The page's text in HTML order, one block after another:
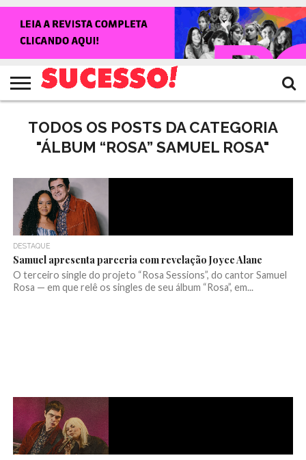
NOTÍCIAS
SHOWS
ENTREVISTAS
CLIQUES
RANKING
CROWLEY
TV
SUCESSO!
REVISTA
SUCESSO!
TODOS OS POSTS DA CATEGORIA
"ÁLBUM “ROSA” SAMUEL ROSA"
DESTAQUE
Samuel apresenta parceria com revelação Joyce Alane
O terceiro single do projeto “Rosa Sessions”, do cantor Samuel
Rosa — em que relê os singles de seu álbum “Rosa”, em...